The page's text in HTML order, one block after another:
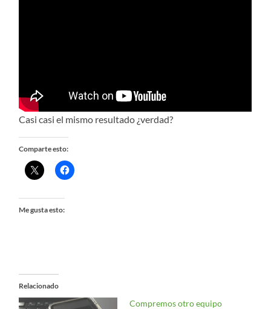
Casi casi el mismo resultado ¿verdad?
Comparte esto:
Me gusta esto:
Relacionado
Compremos otro equipo